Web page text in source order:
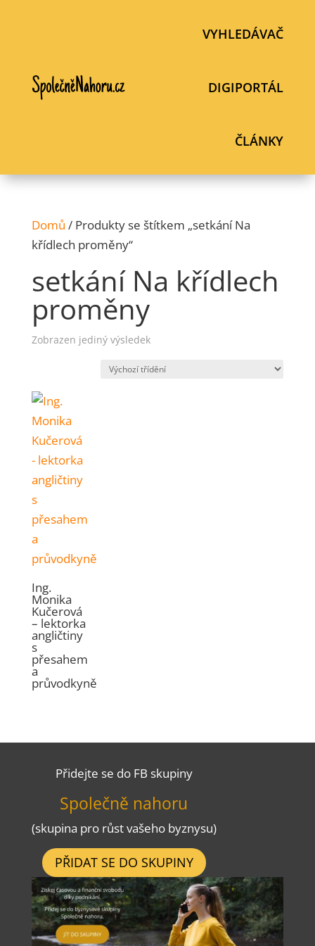
VYHLEDÁVAČ
DIGIPORTÁL
ČLÁNKY
Domů / Produkty se štítkem „setkání Na
křídlech proměny“
setkání Na křídlech
proměny
Zobrazen jediný výsledek
Ing.
Monika
Kučerová
– lektorka
angličtiny
s
přesahem
a
průvodkyně
Přidejte se do FB skupiny
Společně nahoru
(skupina pro růst vašeho byznysu)
PŘIDAT SE DO SKUPINY